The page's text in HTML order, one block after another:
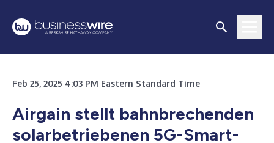
Feb 25, 2025 4:03 PM Eastern Standard Time
Airgain stellt bahnbrechenden
solarbetriebenen 5G-Smart-